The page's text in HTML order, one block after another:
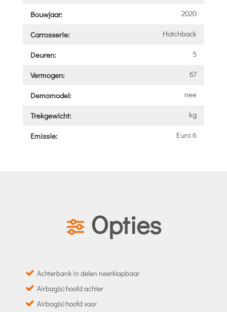
Bouwjaar: 2020
Carrosserie: Hatchback
Deuren: 5
Vermogen: 67
Demomodel: nee
Trekgewicht: kg
Emissie: Euro 6
Opties
Achterbank in delen neerklapbaar
Airbag(s) hoofd achter
Airbag(s) hoofd voor